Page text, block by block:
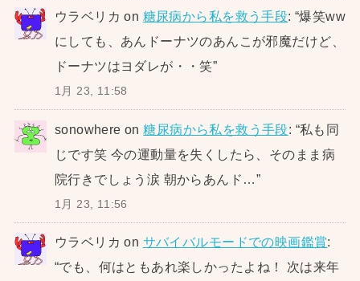
ウラベリカ on 糖尿病から私を救う手段: “爆笑ww
にしても、あんドーナツのあんこが邪魔だけど、
ドーナツはヨダレが・・笑”
1月 23, 11:58
sonowhere on糖尿病から私を救う手段: “私も同
じです笑 今の運動量を失くしたら、そのまま病
院行きでしょう涙 朝からあんド…”
1月 23, 11:56
ウラベリカ on サバイバルモードでの映画鑑賞:
“でも、何はともあれ楽しかったよね！ 次は来年